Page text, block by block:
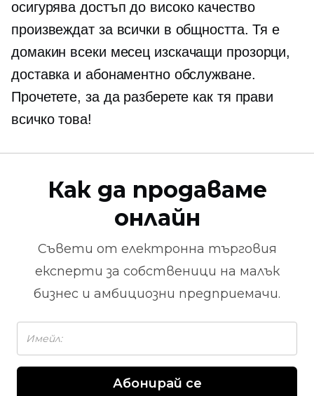
осигурява достъп до високо качество
произвеждат за всички в общността. Тя е
домакин всеки месец изскачащи прозорци,
доставка и абонаментно обслужване.
Прочетете, за да разберете как тя прави
всичко това!
Как да продаваме
онлайн
Съвети от електронна търговия
експерти за собственици на малък
бизнес и амбициозни предприемачи.
Абонирай се